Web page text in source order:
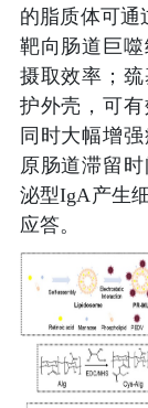
的脂质体可通
靶向肠道巨
摄取效率；
护外壳，可
同时大幅增
原肠道滞留
泌型IgA产生
应答。